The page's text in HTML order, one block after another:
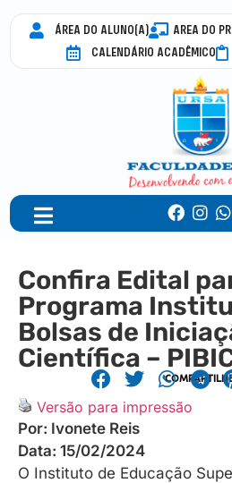
ÁREA DO ALUNO(A) AREA DO
CALENDÁRIO ACADÊMICO
Confira Edital
Programa
Bolsas de
Científica –
Versão para impressão
Por: Ivonete Reis
Data: 15/02/2024
O Instituto de Educação